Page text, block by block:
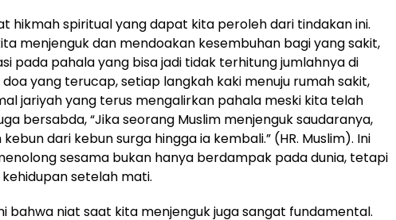
hikmah spiritual yang dapat kita peroleh dari tindakan ini.
menjenguk dan mendoakan kesembuhan bagi yang sakit,
pada pahala yang bisa jadi tidak terhitung jumlahnya di
yang terucap, setiap langkah kaki menuju rumah sakit,
jariyah yang terus mengalirkan pahala meski kita telah
bersabda, “Jika seorang Muslim menjenguk saudaranya,
dari kebun surga hingga ia kembali.” (HR. Muslim). Ini
sesama bukan hanya berdampak pada dunia, tetapi
setelah mati.
bahwa niat saat kita menjenguk juga sangat fundamental.